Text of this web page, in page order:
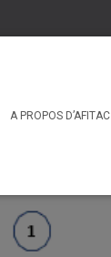
A PROPOS D’AFITAC